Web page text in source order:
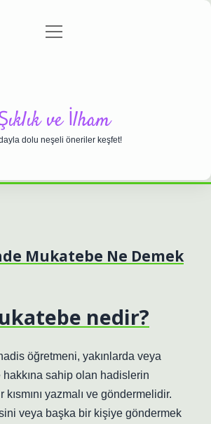
Gizlilik Politikası
menüyü
ve İlham
dolu neşeli öneriler keşfet!
Mukatebe Ne Demek
nedir?
öğretmeni, yakınlarda veya
sahip olan hadislerin
kısmını yazmalı ve göndermelidir.
veya başka bir kişiye göndermek